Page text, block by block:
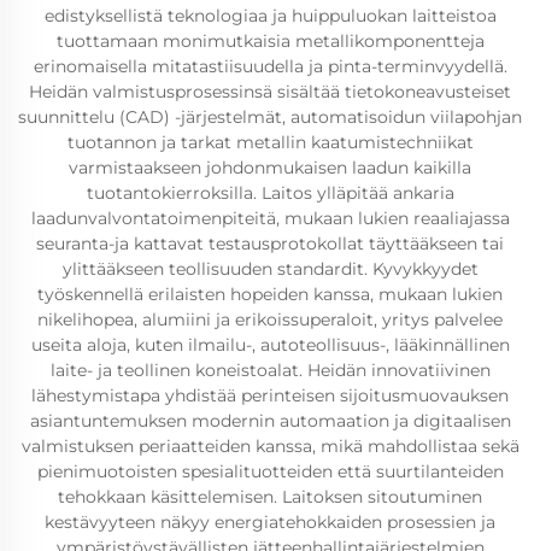
edistyksellistä teknologiaa ja huippuluokan laitteistoa
tuottamaan monimutkaisia metallikomponentteja
erinomaisella mitatastiisuudella ja pinta-terminvyydellä.
Heidän valmistusprosessinsä sisältää tietokoneavusteiset
suunnittelu (CAD) -järjestelmät, automatisoidun viilapohjan
tuotannon ja tarkat metallin kaatumistechniikat
varmistaakseen johdonmukaisen laadun kaikilla
tuotantokierroksilla. Laitos ylläpitää ankaria
laadunvalvontatoimenpiteitä, mukaan lukien reaaliajassa
seuranta-ja kattavat testausprotokollat täyttääkseen tai
ylittääkseen teollisuuden standardit. Kyvykkyydet
työskennellä erilaisten hopeiden kanssa, mukaan lukien
nikelihopea, alumiini ja erikoissuperaloit, yritys palvelee
useita aloja, kuten ilmailu-, autoteollisuus-, lääkinnällinen
laite- ja teollinen koneistoalat. Heidän innovatiivinen
lähestymistapa yhdistää perinteisen sijoitusmuovauksen
asiantuntemuksen modernin automaation ja digitaalisen
valmistuksen periaatteiden kanssa, mikä mahdollistaa sekä
pienimuotoisten spesialituotteiden että suurtilanteiden
tehokkaan käsittelemisen. Laitoksen sitoutuminen
kestävyyteen näkyy energiatehokkaiden prosessien ja